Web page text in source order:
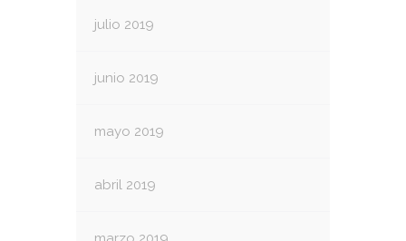
julio 2019
junio 2019
mayo 2019
abril 2019